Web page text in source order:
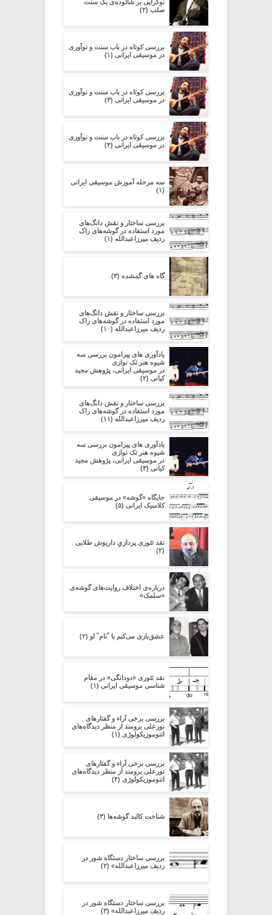
نوگرایی بر شالوده‌ی یک سنت
صلب (۲)
بررسی کوتاه در باب سنت و نوآوری
در موسیقی ایرانی (۱)
بررسی کوتاه در باب سنت و نوآوری
در موسیقی ایرانی (۳)
بررسی کوتاه در باب سنت و نوآوری
در موسیقی ایرانی (۴)
سه مرحله آموزش موسیقی ایرانی
(۱)
بررسی ساختار و نقش دانگ‌های
مورد استفاده در گوشه‌های راک
ردیف میرزاعبدالله (۱)
گاه های گمشده (۳)
بررسی ساختار و نقش دانگ‌های
مورد استفاده در گوشه‌های راک
ردیف میرزاعبدالله (۱۰)
یادآوری های پیرامون بررسی سه
شیوه هنر تک نوازی
در موسیقی ایرانی، پژوهش مجید
کیانی (۲)
بررسی ساختار و نقش دانگ‌های
مورد استفاده در گوشه‌های راک
ردیف میرزاعبدالله (۱۱)
یادآوری های پیرامون بررسی سه
شیوه هنر تک نوازی
در موسیقی ایرانی، پژوهش مجید
کیانی (۳)
جایگاه «گوشه» در موسیقی
کلاسیک ایرانی (۵)
نقد تئوری پردازیِ داریوش طلایی
(۲)
درباره‌ی اختلاف روایت‌های گوشه‌ی
«سلمک»
عشق‌بازی می‌کنم با ˝نام˝ او (۲)
نقد تئوری «دودانگی» در مقام
شناسی موسیقی ایرانی (۱)
بررسی برخی آراء و گفتارهای
نورعلی برومند از منظر دیدگاه‌های
اتنوموزیکولوژی (۱)
بررسی برخی آراء و گفتارهای
نورعلی برومند از منظر دیدگاه‌های
اتنوموزیکولوژی (۴)
شناخت کالبد گوشه‌ها (۳)
بررسی ساختار دستگاه شور در
ردیف میرزاعبدالله» (۲)
بررسی ساختار دستگاه شور در
ردیف میرزاعبدالله» (۳)